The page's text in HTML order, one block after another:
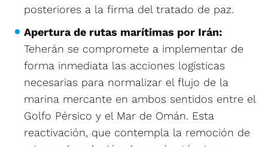
posteriores a la firma del tratado de paz.
Apertura de rutas marítimas por Irán:
Teherán se compromete a implementar de
forma inmediata las acciones logísticas
necesarias para normalizar el flujo de la
marina mercante en ambos sentidos entre el
Golfo Pérsico y el Mar de Omán. Esta
reactivación, que contempla la remoción de